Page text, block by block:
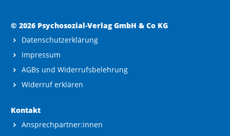
© 2026 Psychosozial-Verlag GmbH & Co KG
Datenschutzerklärung
Impressum
AGBs und Widerrufsbelehrung
Widerruf erklären
Kontakt
Ansprechpartner:innen